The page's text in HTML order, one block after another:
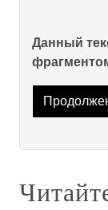
Данный